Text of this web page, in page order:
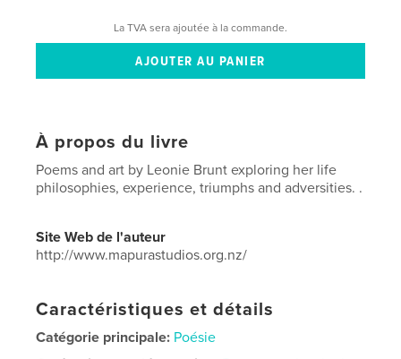
La TVA sera ajoutée à la commande.
À propos du livre
Poems and art by Leonie Brunt exploring her life
philosophies, experience, triumphs and adversities. .
Site Web de l'auteur
http://www.mapurastudios.org.nz/
Caractéristiques et détails
Catégorie principale: Poésie